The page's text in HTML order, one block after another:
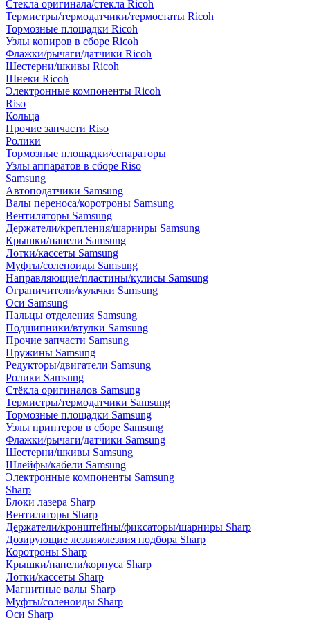
Стекла оригинала/стекла Ricoh
Термистры/термодатчики/термостаты Ricoh
Тормозные площадки Ricoh
Узлы копиров в сборе Ricoh
Флажки/рычаги/датчики Ricoh
Шестерни/шкивы Ricoh
Шнеки Ricoh
Электронные компоненты Ricoh
Riso
Кольца
Прочие запчасти Riso
Ролики
Тормозные площадки/сепараторы
Узлы аппаратов в сборе Riso
Samsung
Автоподатчики Samsung
Валы переноса/коротроны Samsung
Вентиляторы Samsung
Держатели/крепления/шарниры Samsung
Крышки/панели Samsung
Лотки/кассеты Samsung
Муфты/соленоиды Samsung
Направляющие/пластины/кулисы Samsung
Ограничители/кулачки Samsung
Оси Samsung
Пальцы отделения Samsung
Подшипники/втулки Samsung
Прочие запчасти Samsung
Пружины Samsung
Редукторы/двигатели Samsung
Ролики Samsung
Стёкла оригиналов Samsung
Термистры/термодатчики Samsung
Тормозные площадки Samsung
Узлы принтеров в сборе Samsung
Флажки/рычаги/датчики Samsung
Шестерни/шкивы Samsung
Шлейфы/кабели Samsung
Электронные компоненты Samsung
Sharp
Блоки лазера Sharp
Вентиляторы Sharp
Держатели/кронштейны/фиксаторы/шарниры Sharp
Дозирующие лезвия/лезвия подбора Sharp
Коротроны Sharp
Крышки/панели/корпуса Sharp
Лотки/кассеты Sharp
Магнитные валы Sharp
Муфты/соленоиды Sharp
Оси Sharp